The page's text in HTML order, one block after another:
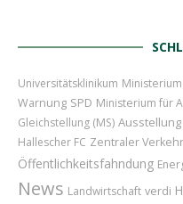
Universitätsklinikum
Warnung SPD Ministerium für
Gleichstellung (MS) Ausstellung
Hallescher FC Zentraler
Öffentlichkeitsfahndung
News Landwirtschaft verdi